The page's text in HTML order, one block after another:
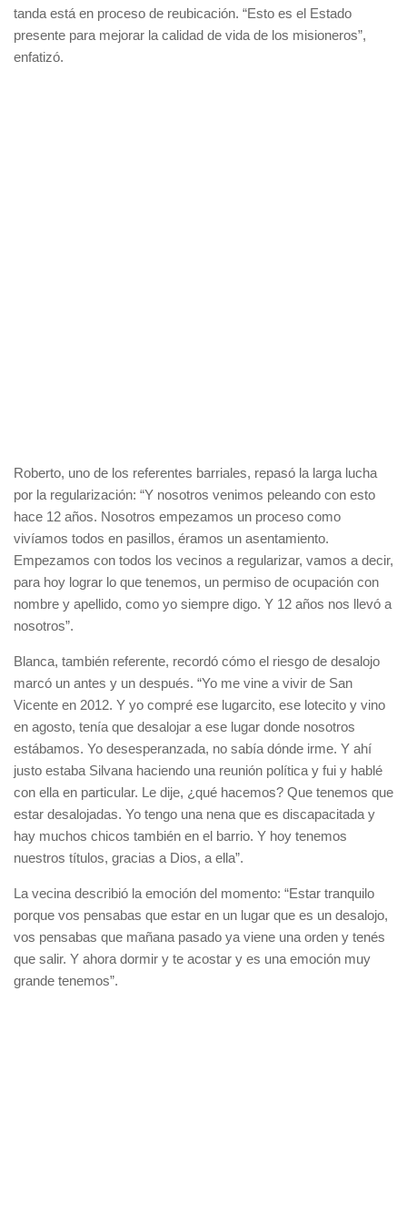
tanda está en proceso de reubicación. “Esto es el Estado
presente para mejorar la calidad de vida de los misioneros”,
enfatizó.
Roberto, uno de los referentes barriales, repasó la larga lucha
por la regularización: “Y nosotros venimos peleando con esto
hace 12 años. Nosotros empezamos un proceso como
vivíamos todos en pasillos, éramos un asentamiento.
Empezamos con todos los vecinos a regularizar, vamos a decir,
para hoy lograr lo que tenemos, un permiso de ocupación con
nombre y apellido, como yo siempre digo. Y 12 años nos llevó a
nosotros”.
Blanca, también referente, recordó cómo el riesgo de desalojo
marcó un antes y un después. “Yo me vine a vivir de San
Vicente en 2012. Y yo compré ese lugarcito, ese lotecito y vino
en agosto, tenía que desalojar a ese lugar donde nosotros
estábamos. Yo desesperanzada, no sabía dónde irme. Y ahí
justo estaba Silvana haciendo una reunión política y fui y hablé
con ella en particular. Le dije, ¿qué hacemos? Que tenemos que
estar desalojadas. Yo tengo una nena que es discapacitada y
hay muchos chicos también en el barrio. Y hoy tenemos
nuestros títulos, gracias a Dios, a ella”.
La vecina describió la emoción del momento: “Estar tranquilo
porque vos pensabas que estar en un lugar que es un desalojo,
vos pensabas que mañana pasado ya viene una orden y tenés
que salir. Y ahora dormir y te acostar y es una emoción muy
grande tenemos”.